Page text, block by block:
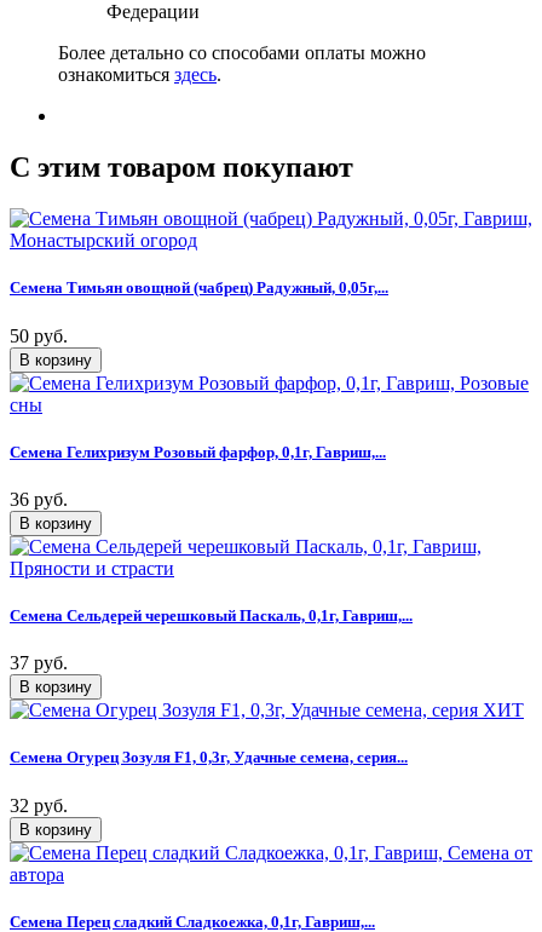
Федерации
Более детально со способами оплаты можно
ознакомиться здесь.
C этим товаром покупают
Семена Тимьян овощной (чабрец) Радужный, 0,05г,...
50 руб.
Семена Гелихризум Розовый фарфор, 0,1г, Гавриш,...
36 руб.
Семена Сельдерей черешковый Паскаль, 0,1г, Гавриш,...
37 руб.
Семена Огурец Зозуля F1, 0,3г, Удачные семена, серия...
32 руб.
Семена Перец сладкий Сладкоежка, 0,1г, Гавриш,...